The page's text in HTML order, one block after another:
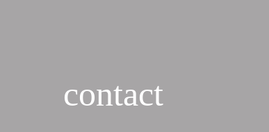
contact